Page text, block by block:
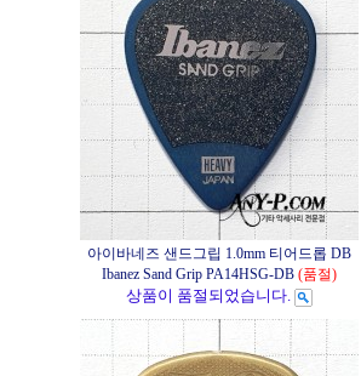
아이바네즈 샌드그립 1.0mm 티어드롭 DB
Ibanez Sand Grip PA14HSG-DB (품절)
상품이 품절되었습니다.